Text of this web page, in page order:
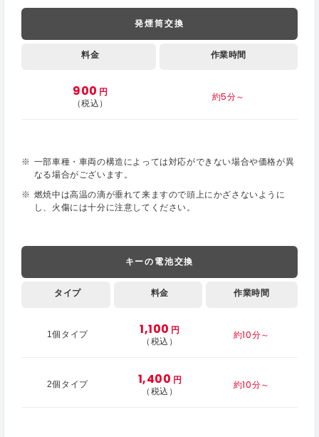
発煙筒交換
料金 作業時間
900 円
（税込）
約5分～
一部車種・車両の構造によっては対応ができない場合や価格が異
なる場合がございます。
燃焼中は高温の滴が垂れて来ますので頭上にかざさないように
し、火傷には十分に注意してください。
キーの電池交換
タイプ 料金 作業時間
1個タイプ 1,100 円
（税込）
約10分～
2個タイプ 1,400 円
（税込）
約10分～